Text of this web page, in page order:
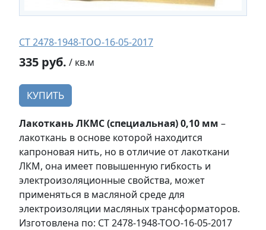
СТ 2478-1948-ТОО-16-05-2017
335 руб. / кв.м
КУПИТЬ
Лакоткань ЛКМС (специальная) 0,10 мм –
лакоткань в основе которой находится
капроновая нить, но в отличие от лакоткани
ЛКМ, она имеет повышенную гибкость и
электроизоляционные свойства, может
применяться в масляной среде для
электроизоляции масляных трансформаторов.
Изготовлена по: СТ 2478-1948-ТОО-16-05-2017